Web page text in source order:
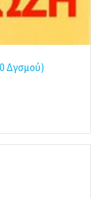
Δγσμού)